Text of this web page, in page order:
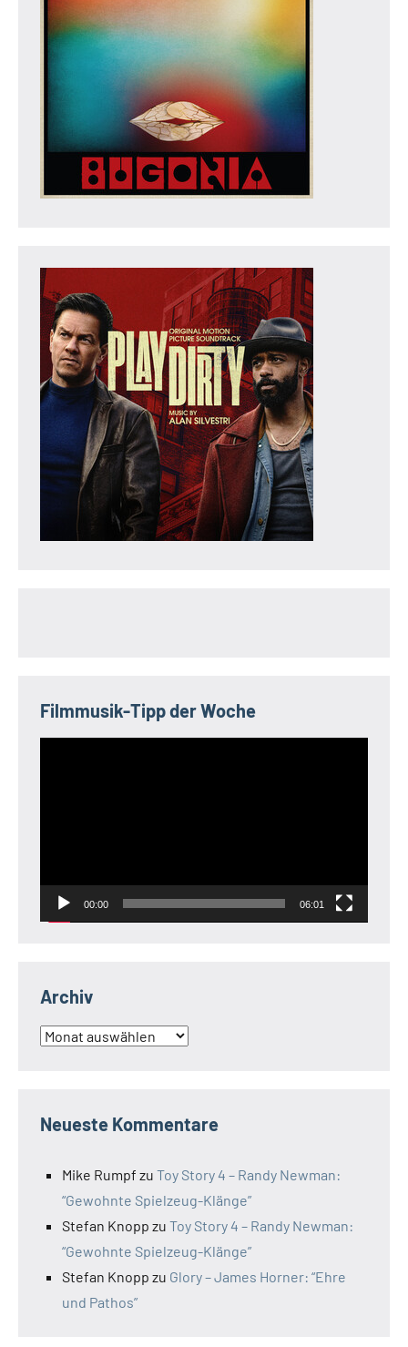
Filmmusik-Tipp der Woche
00:00 06:01
Archiv
Archiv
Neueste Kommentare
Mike Rumpf zu Toy Story 4 – Randy Newman:
“Gewohnte Spielzeug-Klänge”
Stefan Knopp zu Toy Story 4 – Randy Newman:
“Gewohnte Spielzeug-Klänge”
Stefan Knopp zu Glory – James Horner: “Ehre
und Pathos”